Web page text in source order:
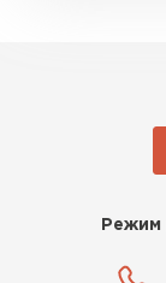
Режим